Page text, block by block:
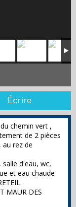
Écrire
du chemin vert ,
de 2 pièces
au rez de
d'eau, wc,
et eau chaude
MAUR DES